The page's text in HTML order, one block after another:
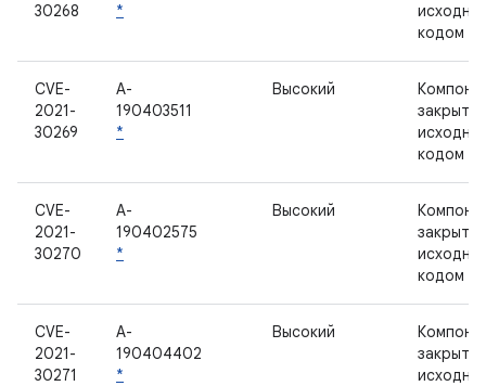
30268
*
кодом
CVE-
2021-
30269
A-
190403511
*
Высокий
кодом
CVE-
2021-
30270
A-
190402575
*
Высокий
кодом
CVE-
2021-
30271
A-
190404402
*
Высокий